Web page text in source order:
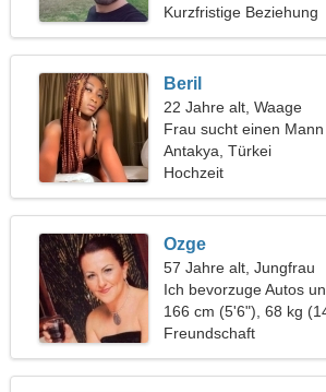
Kurzfristige Beziehung
Beril
22 Jahre alt, Waage
Frau sucht einen Mann
Antakya, Türkei
Hochzeit
Ozge
57 Jahre alt, Jungfrau
Ich bevorzuge Autos
166 cm (5'6"), 68 kg
Freundschaft